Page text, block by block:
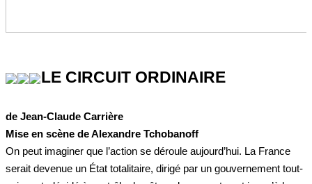
LE CIRCUIT ORDINAIRE
de Jean-Claude Carrière
Mise en scène de Alexandre Tchobanoff
On peut imaginer que l’action se déroule aujourd’hui. La France
serait devenue un État totalitaire, dirigé par un gouvernement tout-